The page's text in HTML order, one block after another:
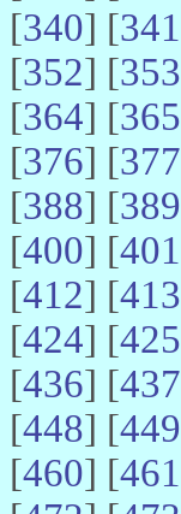
[340] [341
[352] [353
[364] [365
[376] [377
[388] [389
[400] [401
[412] [413
[424] [425
[436] [437
[448] [449
[460] [461